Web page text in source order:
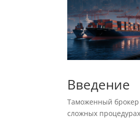
Введение
Таможенный брокер
сложных